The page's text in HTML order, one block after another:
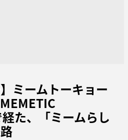
ミームトーキョー
た、「ミームらし